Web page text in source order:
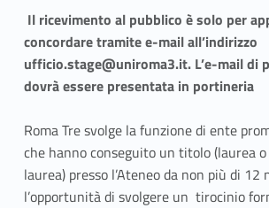
T
i
r
o
c
Il ricevimento al pubblico è solo per
concordare tramite e-mail all’indirizzo
ufficio.stage@uniroma3.it. L’e-mail di
dovrà essere presentata in portineria
Roma Tre svolge la funzione di ente
che hanno conseguito un titolo (laurea
laurea) presso l’Ateneo da non più di 12
l’opportunità di svolgere un tirocinio